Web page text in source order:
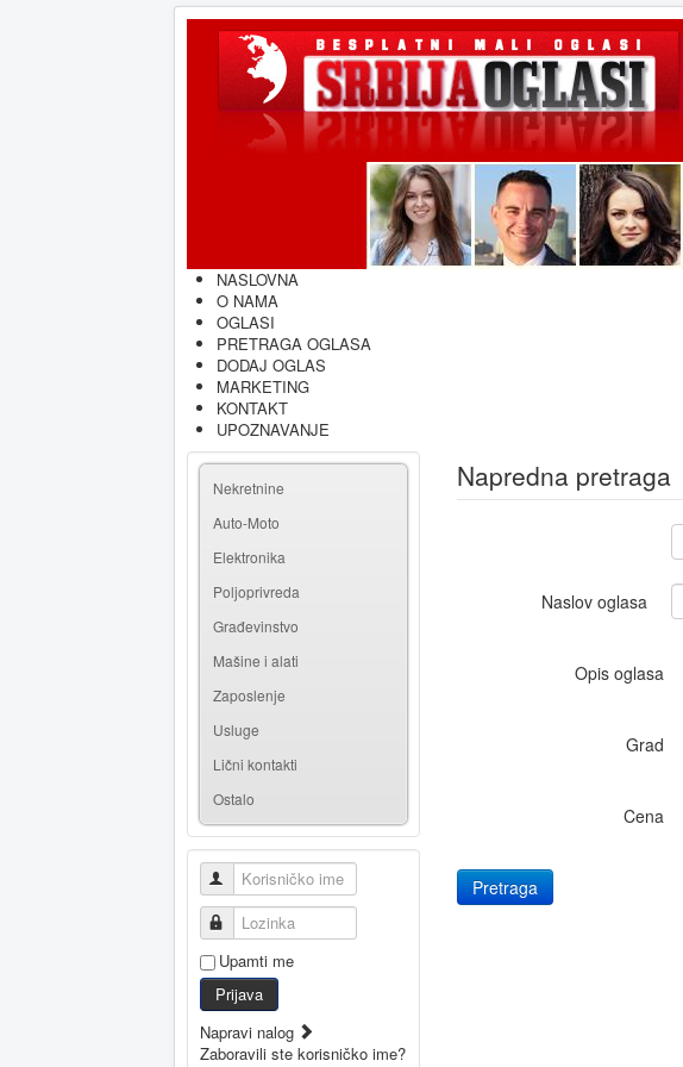
NASLOVNA
O NAMA
OGLASI
PRETRAGA OGLASA
DODAJ OGLAS
MARKETING
KONTAKT
UPOZNAVANJE
Nekretnine
Auto-Moto
Elektronika
Poljoprivreda
Građevinstvo
Mašine i alati
Zaposlenje
Usluge
Lični kontakti
Ostalo
Korisničko ime
Lozinka
Upamti me
Prijava
Napravi nalog
Zaboravili ste korisničko ime?
Napredna pretraga
Naslov oglasa
Opis oglasa
Grad
Cena